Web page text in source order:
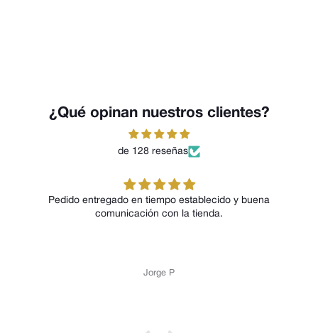
¿Qué opinan nuestros clientes?
de 128 reseñas
Pedido entregado en tiempo establecido y buena
comunicación con la tienda.
Jorge P